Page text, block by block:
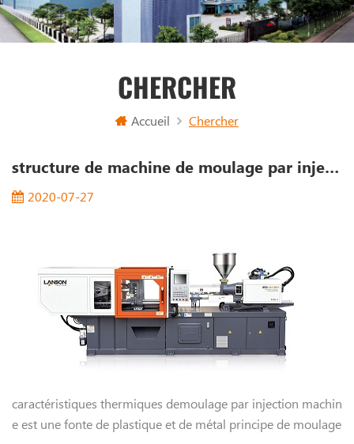
CHERCHER
Accueil Chercher
structure de machine de moulage par injection
2020-07-27
caractéristiques thermiques demoulage par injection machin
e est une fonte de plastique et de métal principe de moulage